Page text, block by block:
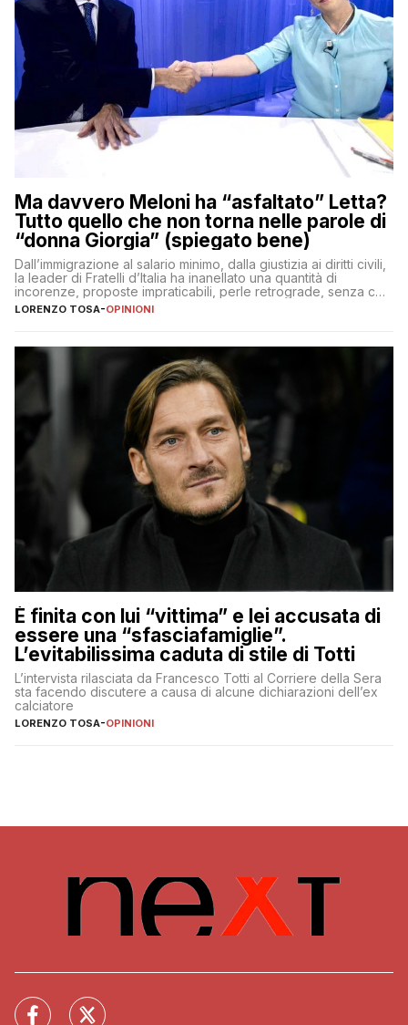
Ma davvero Meloni ha “asfaltato” Letta?
Tutto quello che non torna nelle parole di
“donna Giorgia” (spiegato bene)
Dall’immigrazione al salario minimo, dalla giustizia ai diritti civili,
la leader di Fratelli d’Italia ha inanellato una quantità di
incorenze, proposte impraticabili, perle retrograde, senza che
nessuno – a destra come a sinistra – glielo abbia fatto notare
LORENZO TOSA-OPINIONI
È finita con lui “vittima” e lei accusata di
essere una “sfasciafamiglie”.
L’evitabilissima caduta di stile di Totti
L’intervista rilasciata da Francesco Totti al Corriere della Sera
sta facendo discutere a causa di alcune dichiarazioni dell’ex
calciatore
LORENZO TOSA-OPINIONI